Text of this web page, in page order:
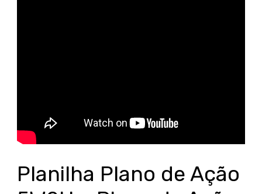
Planilha Plano de Ação